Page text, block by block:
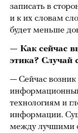
записать в
и к их словам
будет меньше
— Как сейчас
этика? Случай
— Сейчас
технологиям и
информации.
между лучшими